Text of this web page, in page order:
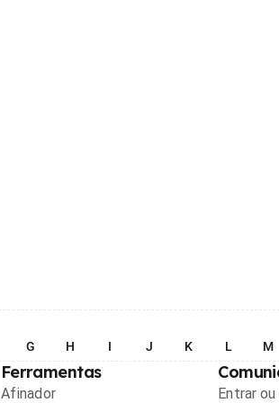
G H I J K L M
Ferramentas
Afinador Entrar